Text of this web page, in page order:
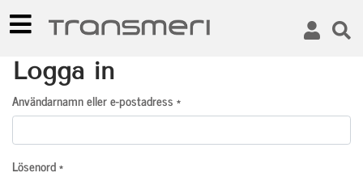
Logga in
Användarnamn eller e-postadress *
Lösenord*